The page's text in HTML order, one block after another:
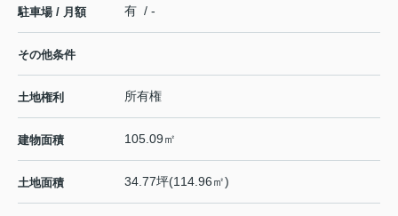
駐車場 / 月額 有 / -
その他条件
土地権利 所有権
建物面積 105.09㎡
土地面積 34.77坪(114.96㎡)